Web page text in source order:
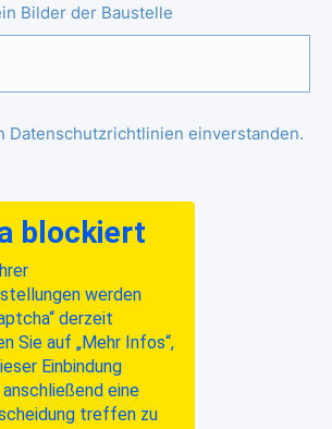
Bilder der Baustelle
Datenschutzrichtlinien einverstanden.